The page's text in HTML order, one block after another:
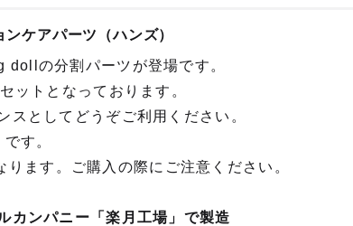
ケアパーツ（ハンズ）
の分割パーツが登場です。
ットとなっております。
スとしてどうぞご利用ください。
す。
ます。ご購入の際にご注意ください。
カンパニー「楽月工場」で製造